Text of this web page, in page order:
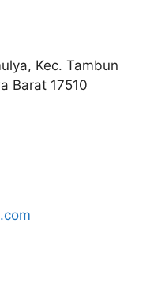
Kec. Tambun
Barat 17510